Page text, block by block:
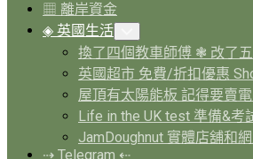
▦ 離岸資金
Current
Page
Parent
◈ 英國生活
Child
Menu
換了四個教車師傅 ❃ 改了
英國超市 免費/折扣優惠
屋頂有太陽能板 記得要賣
Life in the UK test 準備&考
JamDoughnut 實體店舖和
⇢ Telegram ⇠